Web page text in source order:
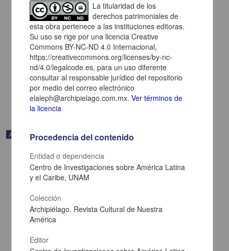
Costa Rica nunca ha tenido una producción poética como ahora
Corrales Arias, Adriano - Centro de Investigaciones sobre América
Latina y el Caribe, UNAM
2021-02-05
Multidisciplina
Artículo
La titularidad de los
derechos patrimoniales de
esta obra pertenece a las instituciones editoras.
Su uso se rige por una licencia Creative
Commons BY-NC-ND 4.0 Internacional,
https://creativecommons.org/licenses/by-nc-
nd/4.0/legalcode.es, para un uso diferente
consultar al responsable jurídico del repositorio
por medio del correo electrónico
elaleph@archipielago.com.mx.Ver términos de
la licencia
Procedencia del contenido
Entidad o dependencia
Centro de Investigaciones sobre América Latina
y el Caribe, UNAM
Colección
Archipiélago. Revista Cultural de Nuestra
América
Editor